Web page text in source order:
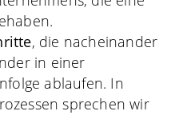
, die nacheinander
in einer
ablaufen. In
sprechen wir